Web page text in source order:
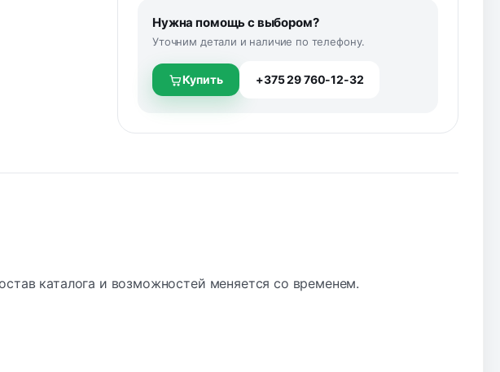
Нужна помощь с выбором?
Уточним детали и наличие по телефону.
Купить +375 29 760-12-32
каталога и возможностей меняется со временем.